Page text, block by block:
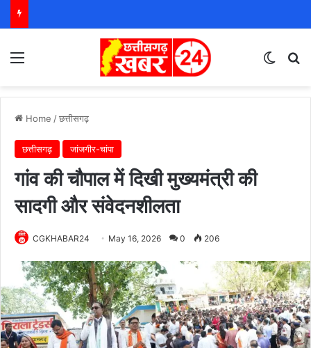
Home /छत्तीसगढ़
छत्तीसगढ़ जांजगीर-चांपा
गांव की चौपाल में दिखी मुख्यमंत्री की
सादगी और संवेदनशीलता
CGKHABAR24 May 16, 2026 0 206